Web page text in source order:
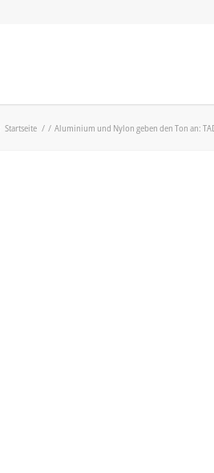
Startseite / / Aluminium und Nylon geben den Ton an: